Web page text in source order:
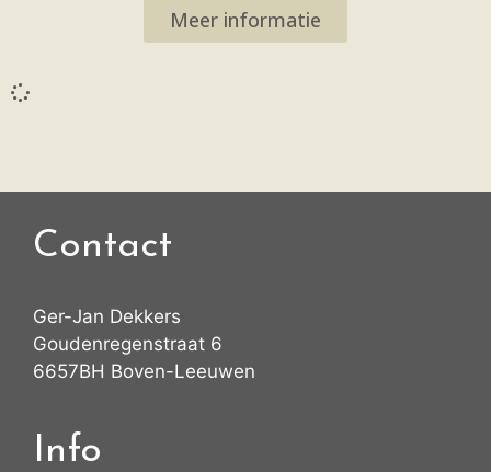
Meer informatie
Contact
Ger-Jan Dekkers
Goudenregenstraat 6
6657BH Boven-Leeuwen
Info